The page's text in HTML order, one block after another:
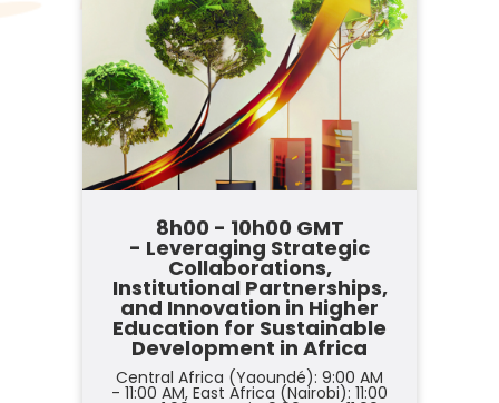
8h00 - 10h00 GMT
- Leveraging Strategic
Collaborations,
Institutional Partnerships,
and Innovation in Higher
Education for Sustainable
Development in Africa
Central Africa (Yaoundé): 9:00 AM
- 11:00 AM, East Africa (Nairobi): 11:00